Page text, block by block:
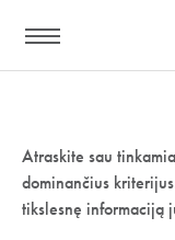
nuoroda:
Atraskite sau
dominančius
tikslesnę informaciją